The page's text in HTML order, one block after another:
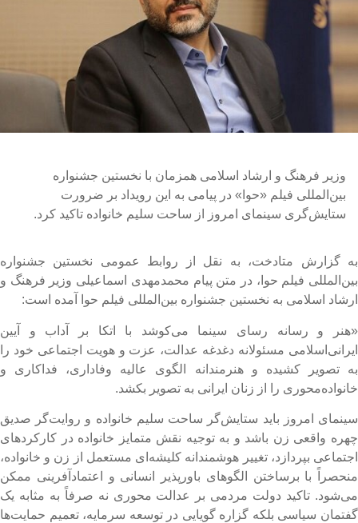
وزیر فرهنگ و ارشاد اسلامی همزمان با نخستین جشنواره
بین‌المللی فیلم «حوا» در پیامی به این رویداد بر ضرورت
ستایش‌گری سینمای امروز از ساحت سلیم خانواده تاکید کرد.
گزارش متادخت، به نقل از روابط عمومی نخستین جشنواره
فیلم حوا، در متن پیام محمدمهدی اسماعیلی وزیر فرهنگ و
اسلامی به نخستین جشنواره بین‌المللی فیلم حوا آمده است:
و رسانه رسای سینما می‌کوشد با اتکا بر آداب و آیین
مسئولانه دغدغه عدالت، عزت و هویت اجتماعی خود را
تصویر کشیده و هنرمندانه الگوی عالیه وفاداری، فداکاری و
را از زنان ایرانی به تصویر بکشد.
امروز باید ستایش‌گر ساحت سلیم خانواده و روایت‌گر صدیق
واقعی زن باشد و به توجیه نقش متمایز خانواده در کارکردهای
بپردازد، تغییر هوشمندانه کلیشه‌ای مستعمل از زن و خانواده،
با برساختن الگوهای باورپذیر انسانی و اعتمادآفرینی ممکن
تاکید دولت مردمی بر عدالت محوری نه صرفاً به مثابه یک
سیاسی بلکه گزاره گویایی در توسعه سرمایه، تعمیم حمایت‌ها